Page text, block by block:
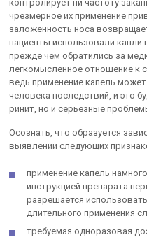
контролирует ни частоту
чрезмерное их применение
заложенность носа
пациенты использовали капли
прежде чем обратились за
легкомысленное отношение к
ведь применение капель
человека последствий, и это
ринит, но и серьезные
Осознать, что образуется
выявлении следующих
применение капель
инструкцией препарата
разрешается
длительного применения
требуемая одноразовая